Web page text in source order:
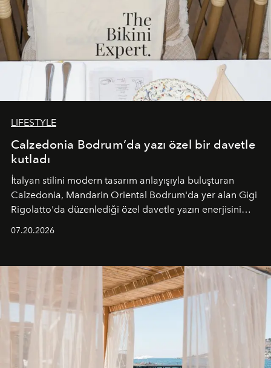
LIFESTYLE
Calzedonia Bodrum’da yazı özel bir davetle
kutladı
İtalyan stilini modern tasarım anlayışıyla buluşturan
Calzedonia, Mandarin Oriental Bodrum'da yer alan Gigi
Rigolatto'da düzenlediği özel davetle yazın enerjisini
07.20.2026